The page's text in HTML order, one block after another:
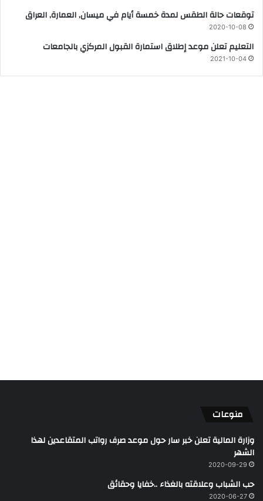
توقعات حالة الطقس لمدة خمسة أيام في ميسان, العمارة, العراق
2020-10-08
التعليم تعلن موعد إطلاق استمارة القبول المركزي بالجامعات
2021-10-04
منوعات
وزارة المالية تعلن خبر سار حول موعد صرف رواتب المتقاعدين لهذا
الشهر
2020-09-29
حب الشباب وعلاقته بالغذاء ..خفايا وحقائق ‎
2020-06-27